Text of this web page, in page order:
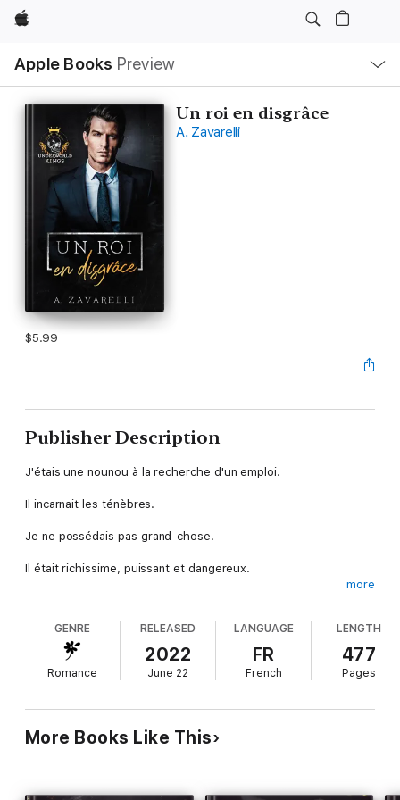
Apple
Apple Books Preview
Nav
Open
Menu
Un roi en disgrâce
A. Zavarelli
$5.99
Publisher Description
J'étais une nounou à la recherche d'un emploi.
Il incarnait les ténèbres.
Je ne possédais pas grand-chose.
Il était richissime, puissant et dangereux.
M'occuper de son fils. Faire profil bas. Et quand il s'y attendrait
le moins, le détruire.
Une tâche plutôt facile, en apparence. Du moins, c'est ce que
C'est une mauvaise idée d'embrasser l'ennemi, et pire encore,
d'en tomber amoureuse.
mensonges.
more
GENRE
Romance
RELEASED
2022
June 22
LANGUAGE
FR
French
LENGTH
477
Pages
More Books Like This